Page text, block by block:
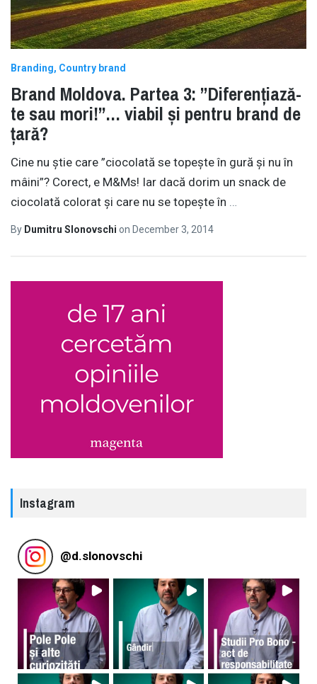
Branding Country brand
Brand Moldova. Partea 3: ”Diferențiază-
te sau mori!”… viabil și pentru brand de
țară?
Cine nu știe care ”ciocolată se topește în gură și nu în
mâini”? Corect, e M&Ms! Iar dacă dorim un snack de
ciocolată colorat și care nu se topește în …
By Dumitru Slonovschi on December 3, 2014
Instagram
@d.slonovschi